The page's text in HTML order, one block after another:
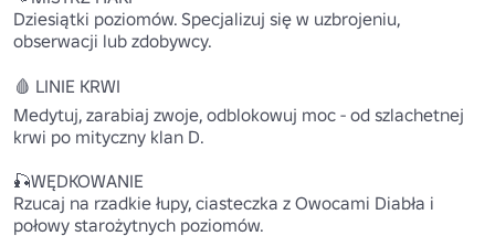
Dziesiątki poziomów. Specjalizuj się w uzbrojeniu,
obserwacji lub zdobywcy.
🩸 LINIE KRWI
Medytuj, zarabiaj zwoje, odblokowuj moc - od szlachetnej
krwi po mityczny klan D.
🎣WĘDKOWANIE
Rzucaj na rzadkie łupy, ciasteczka z Owocami Diabła i
połowy starożytnych poziomów.